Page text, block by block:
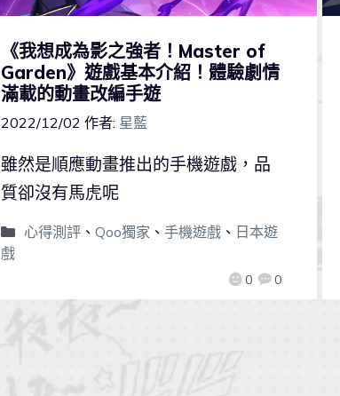
《我想成為影之強者！Master of
Garden》遊戲基本介紹！體驗劇情
滿載的動畫改編手遊
2022/12/02 作者: 星藍
0 0
雖然是順應動畫推出的手機遊戲，品
質卻沒有馬虎呢
心得測評、 Qoo獨家 、 手機遊戲、 日本遊
戲